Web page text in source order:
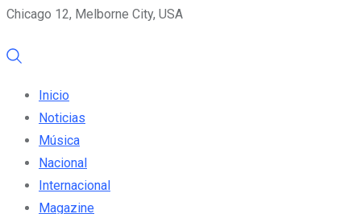
Chicago 12, Melborne City, USA
Inicio
Noticias
Música
Nacional
Internacional
Magazine